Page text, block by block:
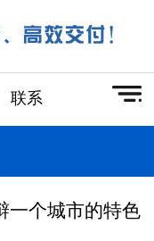
联系
一个城市的特色